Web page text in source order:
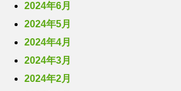
2024年6月
2024年5月
2024年4月
2024年3月
2024年2月